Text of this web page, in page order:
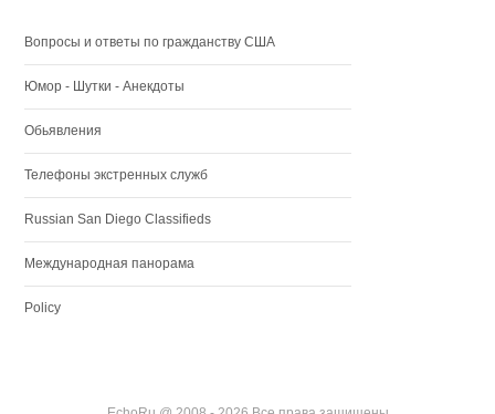
Вопросы и ответы по гражданству США
Юмор - Шутки - Анекдоты
Обьявления
Телефоны экстренных служб
Russian San Diego Classifieds
Международная панорама
Policy